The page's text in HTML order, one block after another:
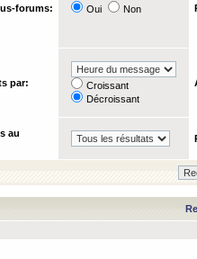
forums: Oui Non
par:
Croissant
Décroissant
au